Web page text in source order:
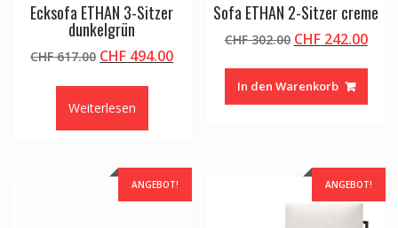
Ecksofa ETHAN 3-Sitzer
dunkelgrün
CHF617.00 Ursprünglicher
CHF 617.00
CHF 494.00Aktueller
Weiterlesen
Sofa ETHAN 2-Sitzer creme
CHF302.00 Ursprünglicher
war:
CHF 302.00
CHF242.00
In den Warenkorb
ANGEBOT! ANGEBOT!